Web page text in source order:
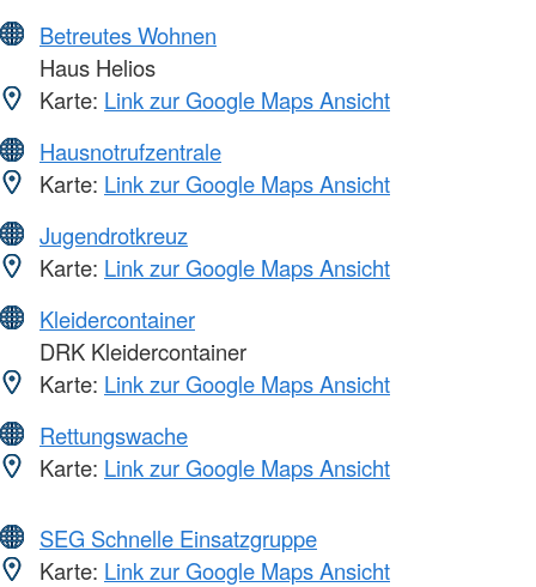
Betreutes Wohnen
Haus Helios
Karte: Link zur Google Maps Ansicht
Hausnotrufzentrale
Karte: Link zur Google Maps Ansicht
Jugendrotkreuz
Karte: Link zur Google Maps Ansicht
Kleidercontainer
DRK Kleidercontainer
Karte: Link zur Google Maps Ansicht
Rettungswache
Karte: Link zur Google Maps Ansicht
SEG Schnelle Einsatzgruppe
Karte: Link zur Google Maps Ansicht